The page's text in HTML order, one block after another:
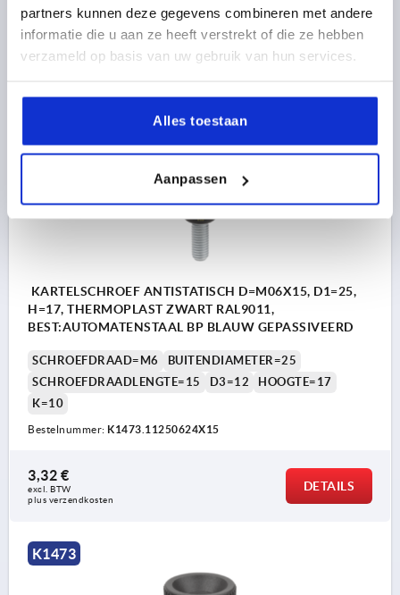
partners kunnen deze gegevens combineren met andere
informatie die u aan ze heeft verstrekt of die ze hebben
verzameld op basis van uw gebruik van hun services.
Alles toestaan
Aanpassen
Bestelnummer:K1473.11250624X10
3,24 €
K1473
KARTELSCHROEF ANTISTATISCH D=M06X15, D1=25,
H=17, THERMOPLAST ZWART RAL9011,
BEST:AUTOMATENSTAAL BP BLAUW GEPASSIVEERD
SCHROEFDRAAD=M6
BUITENDIAMETER=25
SCHROEFDRAADLENGTE=15
D3=12
HOOGTE=17
K=10
Bestelnummer: K1473.11250624X15
3,32 €
excl. BTW
plus verzendkosten
DETAILS
K1473